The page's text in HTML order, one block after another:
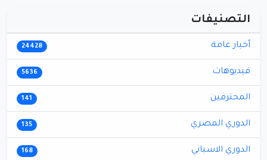
التصنيفات
أخبار عامة 24428
فيديوهات 5636
المحترفين 141
الدوري المصري 135
الدوري الاسباني 168